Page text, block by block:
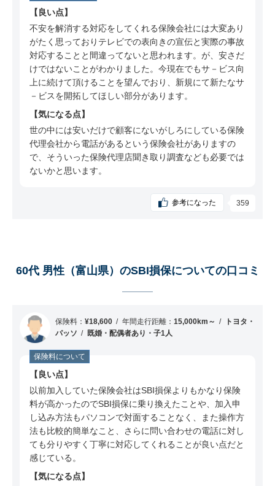
良い点
不安を解消する対応をしてくれる保険会社には大変あり
がたく思っておりテレビでの表向きの宣伝と実際の事故
対応することと間違ってないと思われます。が、安さだ
けではないことがわかりました。今現在でもサ－ビス向
上に続けて頂けることを望んでおり、新規にて新たなサ
－ビスを開拓してほしい部分があります。
気になる点
世の中には安いだけで顧客にないがしろにしている保険
代理会社から電話があるという保険会社がありますの
で、そういった保険代理店聞き取り調査なども必要では
ないかと思います。
参考になった 359
60代 男性（富山県）のSBI損保についての口コミ
保険料： ¥18,600 年間走行距離： 15,000km～
トヨタ・
パッソ
既婚・配偶者あり・子1人
保険料について
良い点
以前加入していた保険会社はSBI損保よりもかなり保険
料が高かったのでSBI損保に乗り換えたことや、加入申
し込み方法もパソコンで対面することなく、また操作方
法も比較的簡単なこと、さらに問い合わせの電話に対し
ても分りやすく丁寧に対応してくれることが良い点だと
感じている。
気になる点